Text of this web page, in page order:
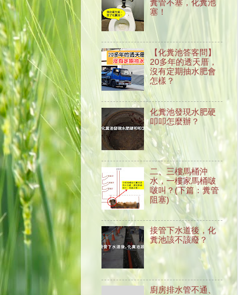
糞管不塞，化糞池
塞！
【化糞池答客問】
20多年的透天厝，
沒有定期抽水肥會
怎樣？
化糞池發現水肥硬
叩叩怎麼辦？
二、三樓馬桶沖
水，一樓家馬桶啵
啵叫？(下篇：糞管
阻塞)
接管下水道後，化
糞池該不該廢？
廚房排水管不通、